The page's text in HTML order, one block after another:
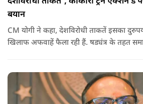
बयान
CM योगी ने कहा, देशविरोधी ताकतें इसका
खिलाफ अफवाहें फैला रही हैं. षड्यंत्र के तहत